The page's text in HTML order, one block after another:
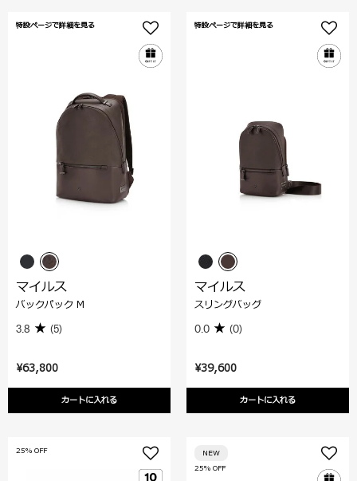
¥63,800
カートに入れる
特設ページで詳細を見る
マイルス
バックパック M
3.8 (5)
¥39,600
カートに入れる
特設ページで詳細を見る
マイルス
スリングバッグ
0.0 (0)
25% OFF
25% OFF
NEW